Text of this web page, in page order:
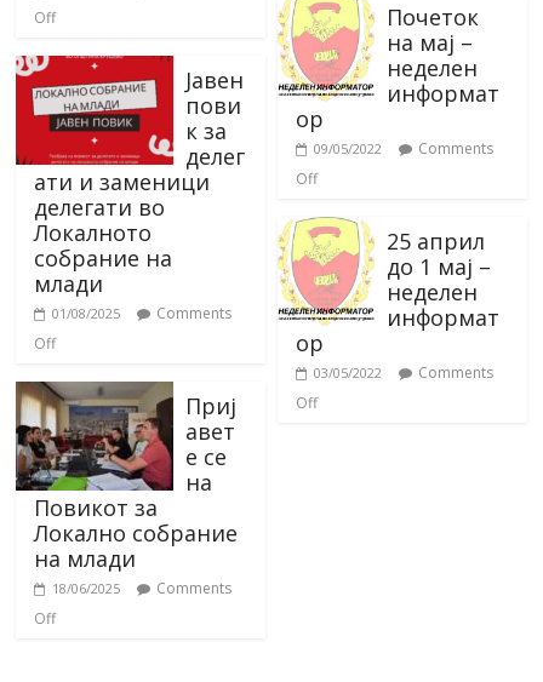
Off
Јавен
пови
к за
делег
ати и заменици
делегати во
Локалното
собрание на
млади
01/08/2025
Comments
Off
Приј
авет
е се
на
Повикот за
Локално собрание
на млади
18/06/2025
Comments
Off
Почеток
на мај –
неделен
информат
ор
09/05/2022
Comments
Off
25 април
до 1 мај –
неделен
информат
ор
03/05/2022
Comments
Off